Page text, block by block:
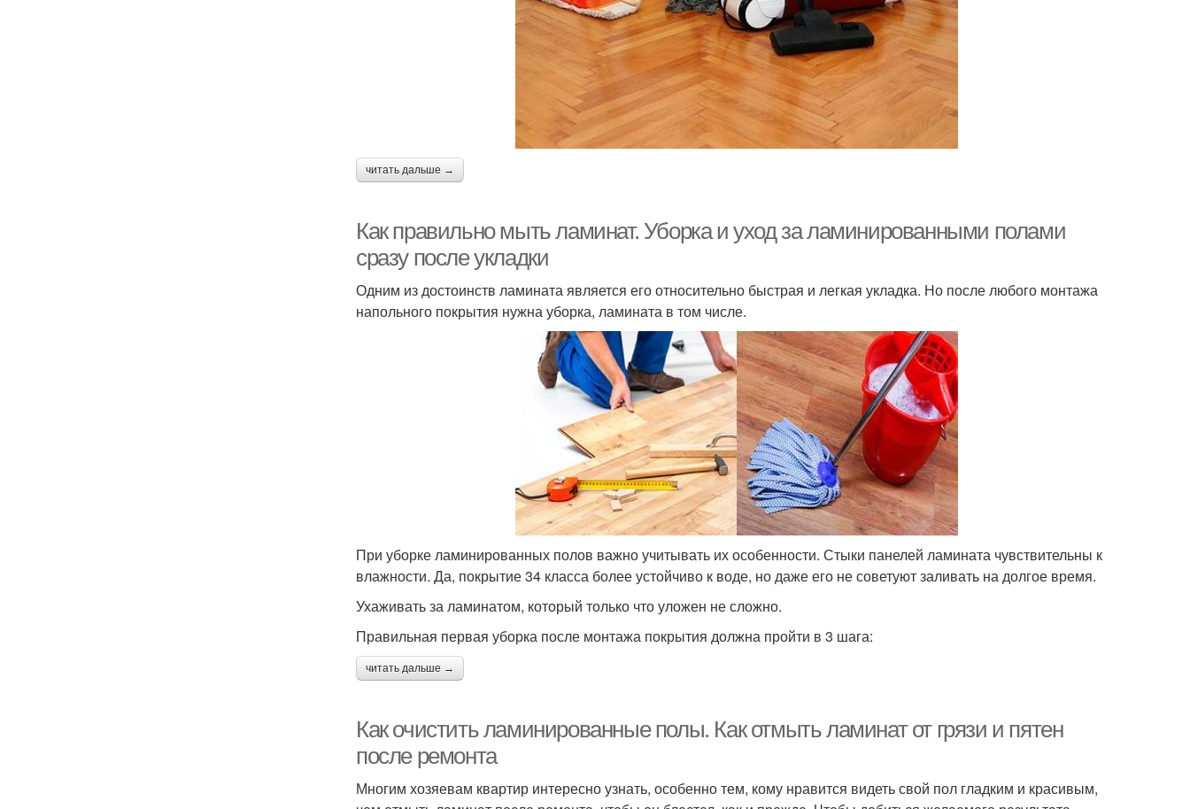
читать дальше →
Как правильно мыть ламинат. Уборка и уход за ламинированными полами
сразу после укладки
Одним из достоинств ламината является его относительно быстрая и легкая укладка. Но после любого монтажа
напольного покрытия нужна уборка, ламината в том числе.
При уборке ламинированных полов важно учитывать их особенности. Стыки панелей ламината чувствительны к
влажности. Да, покрытие 34 класса более устойчиво к воде, но даже его не советуют заливать на долгое время.
Ухаживать за ламинатом, который только что уложен не сложно.
Правильная первая уборка после монтажа покрытия должна пройти в 3 шага:
читать дальше →
Как очистить ламинированные полы. Как отмыть ламинат от грязи и пятен
после ремонта
Многим хозяевам квартир интересно узнать, особенно тем, кому нравится видеть свой пол гладким и красивым,